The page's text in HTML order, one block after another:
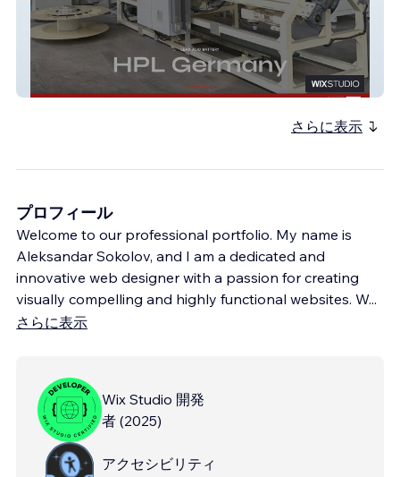
さらに表示
プロフィール
Welcome to our professional portfolio. My name is
Aleksandar Sokolov, and I am a dedicated and
innovative web designer with a passion for creating
visually compelling and highly functional websites. W...
さらに表示
Wix Studio 開発
者 (2025)
アクセシビリティ